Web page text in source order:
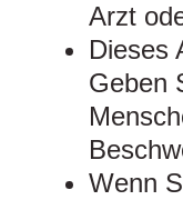
Arzt
Dieses
Geben
Wenn